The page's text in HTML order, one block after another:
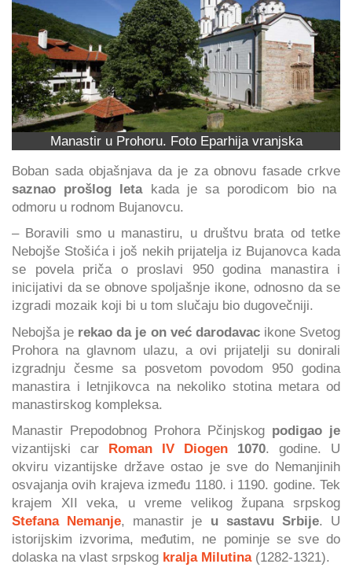
Manastir u Prohoru. Foto Eparhija vranjska
Boban sada objašnjava da je za obnovu fasade crkve
saznao prošlog letakada je sa porodicom bio na
odmoru u rodnom Bujanovcu.
– Boravili smo u manastiru, u društvu brata od tetke
Nebojše Stošića i još nekih prijatelja iz Bujanovca kada
se povela priča o proslavi 950 godina manastira i
inicijativi da se obnove spoljašnje ikone, odnosno da se
izgradi mozaik koji bi u tom slučaju bio dugovečniji.
Nebojša je rekao da je on već darodavacikone Svetog
Prohora na glavnom ulazu, a ovi prijatelji su donirali
izgradnju česme sa posvetom povodom 950 godina
manastira i letnjikovca na nekoliko stotina metara od
manastirskog kompleksa.
Manastir Prepodobnog Prohora Pčinjskog podigao je
vizantijski car Roman IV Diogen 1070. godine. U
okviru vizantijske države ostao je sve do Nemanjinih
osvajanja ovih krajeva između 1180. i 1190. godine. Tek
krajem XII veka, u vreme velikog župana srpskog
Stefana Nemanje, manastir je u sastavu Srbije. U
istorijskim izvorima, međutim, ne pominje se sve do
dolaska na vlast srpskog kralja Milutina(1282-1321).